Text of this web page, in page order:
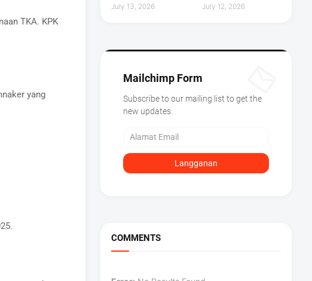
TKA. KPK
yang
July 13, 2026 July 12, 2026
Mailchimp Form
Subscribe to our mailing list to get the
new updates.
COMMENTS